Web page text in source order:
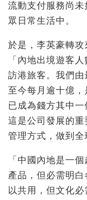
流動支付服務尚
眾日常生活中。
於是，李英豪轉攻
「內地出境遊客
訪港旅客。我們由
至今每月逾十億
已成為錢方其中
這是公司發展的
管理方式，做到全
「中國內地是一
產品，但必需明
以共用，但文化